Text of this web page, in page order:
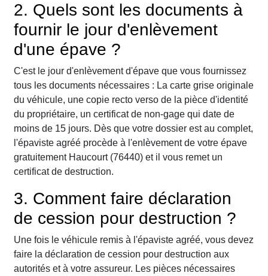
2. Quels sont les documents à
fournir le jour d'enlèvement
d'une épave ?
C'est le jour d'enlèvement d'épave que vous fournissez
tous les documents nécessaires : La carte grise originale
du véhicule, une copie recto verso de la pièce d'identité
du propriétaire, un certificat de non-gage qui date de
moins de 15 jours. Dès que votre dossier est au complet,
l'épaviste agréé procède à l'enlèvement de votre épave
gratuitement Haucourt (76440) et il vous remet un
certificat de destruction.
3. Comment faire déclaration
de cession pour destruction ?
Une fois le véhicule remis à l'épaviste agréé, vous devez
faire la déclaration de cession pour destruction aux
autorités et à votre assureur. Les pièces nécessaires